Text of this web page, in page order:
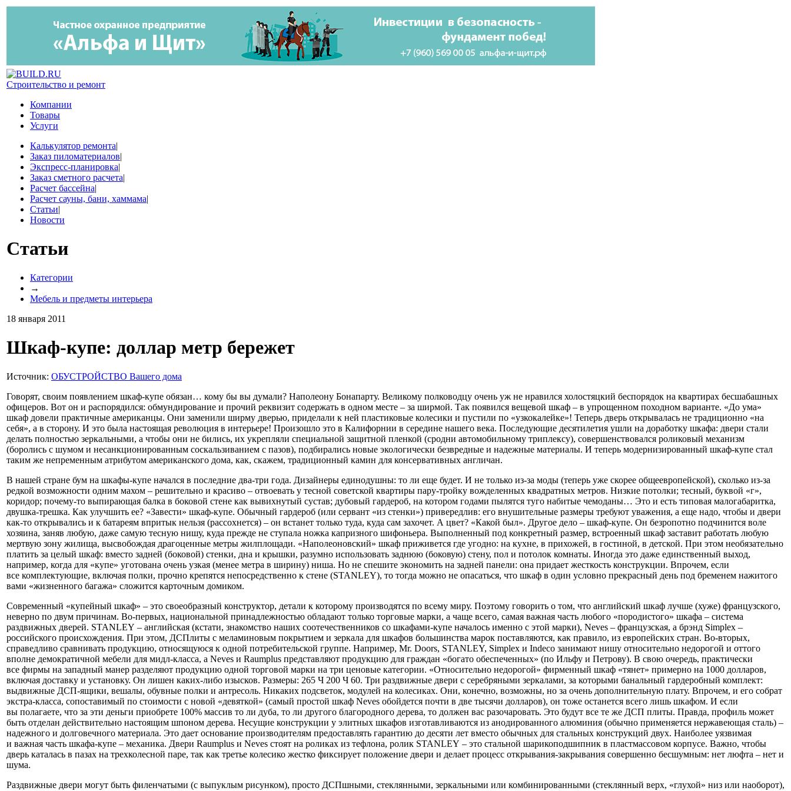
Строительство и ремонт
Компании
Товары
Услуги
Калькулятор ремонта|
Заказ пиломатериалов|
Экспресс-планировка|
Заказ сметного расчета|
Расчет бассейна|
Расчет сауны, бани, хаммама|
Статьи|
Новости
Статьи
Категории
→
Мебель и предметы интерьера
18 января 2011
Шкаф-купе: доллар метр бережет
Источник: ОБУСТРОЙСТВО Вашего дома
Говорят, своим появлением шкаф-купе обязан… кому бы вы думали? Наполеону Бонапарту. Великому полководцу очень уж не нравился холостяцкий беспорядок на квартирах бесшабашных
офицеров. Вот он и распорядился: обмундирование и прочий реквизит содержать в одном месте – за ширмой. Так появился вещевой шкаф – в упрощенном походном варианте. «До ума»
шкаф довели практичные американцы. Они заменили ширму дверью, приделали к ней пластиковые колесики и пустили по «узкокалейке»! Теперь дверь открывалась не традиционно «на
себя», а в сторону. И это была настоящая революция в интерьере! Произошло это в Калифорнии в середине нашего века. Последующие десятилетия ушли на доработку шкафа: двери стали
делать полностью зеркальными, а чтобы они не бились, их укрепляли специальной защитной пленкой (сродни автомобильному триплексу), совершенствовался роликовый механизм
(боролись с шумом и несанкционированным соскальзиванием с пазов), подбирались новые экологически безвредные и надежные материалы. И теперь модернизированный шкаф-купе стал
таким же непременным атрибутом американского дома, как, скажем, традиционный камин для консервативных англичан.
В нашей стране бум на шкафы-купе начался в последние два-три года. Дизайнеры единодушны: то ли еще будет. И не только из-за моды (теперь уже скорее общеевропейской), сколько из-за
редкой возможности одним махом – решительно и красиво – отвоевать у тесной советской квартиры пару-тройку вожделенных квадратных метров. Низкие потолки; тесный, буквой «г»,
коридор; почему-то выпирающая балка в боковой стене как вывихнутый сустав; дубовый гардероб, на котором годами пылятся туго набитые чемоданы… Это и есть типовая малогабаритка,
двушка-трешка. Как улучшить ее? «Завести» шкаф-купе. Обычный гардероб (или сервант «из стенки») привередлив: его внушительные размеры требуют уважения, а еще надо, чтобы и двери
как-то открывались и к батареям впритык нельзя (рассохнется) – он встанет только туда, куда сам захочет. А цвет? «Какой был». Другое дело – шкаф-купе. Он безропотно подчинится воле
хозяина, заняв любую, даже самую тесную нишу, куда прежде не ступала ножка капризного шифоньера. Выполненный под конкретный размер, встроенный шкаф заставит работать любую
мертвую зону жилища, высвобождая драгоценные метры жилплощади. «Наполеоновский» шкаф приживется где угодно: на кухне, в прихожей, в гостиной, в детской. При этом необязательно
платить за целый шкаф: вместо задней (боковой) стенки, дна и крышки, разумно использовать заднюю (боковую) стену, пол и потолок комнаты. Иногда это даже единственный выход,
например, когда для «купе» уготована очень узкая (менее метра в ширину) ниша. Но не спешите экономить на задней панели: она придает жесткость конструкции. Впрочем, если
все комплектующие, включая полки, прочно крепятся непосредственно к стене (STANLEY), то тогда можно не опасаться, что шкаф в один условно прекрасный день под бременем нажитого
вами «жизненного багажа» сложится карточным домиком.
Современный «купейный шкаф» – это своеобразный конструктор, детали к которому производятся по всему миру. Поэтому говорить о том, что английский шкаф лучше (хуже) французского,
неверно по двум причинам. Во-первых, национальной принадлежностью обладают только торговые марки, а чаще всего, самая важная часть любого «породистого» шкафа – система
раздвижных дверей. STANLEY – английская (кстати, знакомство наших соотечественников со шкафами-купе началось именно с этой марки), Nеvеs – французская, а брэнд Simрlех –
российского происхождения. При этом, ДСПлиты с меламиновым покрытием и зеркала для шкафов большинства марок поставляются, как правило, из европейских стран. Во-вторых,
справедливо сравнивать продукцию, относящуюся к одной потребительской группе. Например, Мr. Dооrs, STANLEY, Simрlех и Indеco занимают нишу относительно недорогой и оттого
вполне демократичной мебели для мидл-класса, а Nеvеs и Rаumрlus представляют продукцию для граждан «богато обеспеченных» (по Ильфу и Петрову). В свою очередь, практически
все фирмы на западный манер разделяют продукцию одной торговой марки на три ценовые категории. «Относительно недорогой» фирменный шкаф «тянет» примерно на 1000 долларов,
включая доставку и установку. Он лишен каких-либо изысков. Размеры: 265 Ч 200 Ч 60. Три раздвижные двери с серебряными зеркалами, за которыми банальный гардеробный комплект:
выдвижные ДСП-ящики, вешалы, обувные полки и антресоль. Никаких подсветок, модулей на колесиках. Они, конечно, возможны, но за очень дополнительную плату. Впрочем, и его собрат
экстра-класса, сопоставимый по стоимости с новой «девяткой» (самый простой шкаф Neves обойдется почти в две тысячи долларов), он тоже останется всего лишь шкафом. И если
вы полагаете, что за эти деньги приобрете 100% массив то ли дуба, то ли другого благородного дерева, то должен вас разочаровать. Это будут все те же ДСП плиты. Правда, профиль может
быть отделан действительно настоящим шпоном дерева. Несущие конструкции у элитных шкафов изготавливаются из анодированного алюминия (обычно применяется нержавеющая сталь) –
надежного и долговечного материала. Это дает основание производителям предоставлять гарантию до десяти лет вместо обычных для стальных конструкций двух. Наиболее уязвимая
и важная часть шкафа-купе – механика. Двери Raumplus и Neves стоят на роликах из тефлона, ролик STANLEY – это стальной шарикоподшипник в пластмассовом корпусе. Важно, чтобы
дверь каталась в пазах на трехколесной паре, так как третье колесико жестко фиксирует положение двери и делает процесс открывания-закрывания совершенно бесшумным: нет люфта – нет и
шума.
Раздвижные двери могут быть филенчатыми (с выпуклым рисунком), просто ДСПшными, стеклянными, зеркальными или комбинированными (стеклянный верх, «глухой» низ или наоборот),